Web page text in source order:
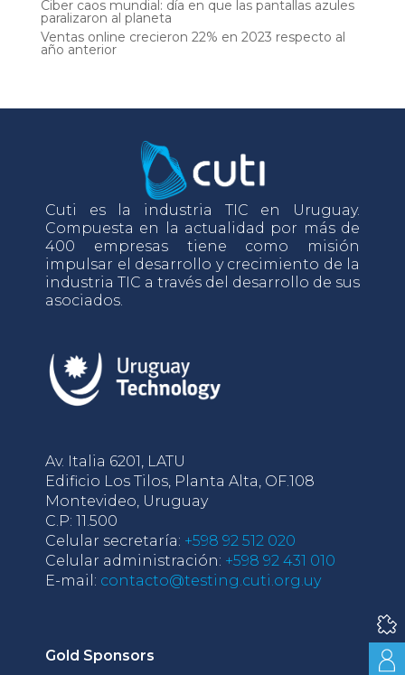
Ciber caos mundial: día en que las pantallas azules
paralizaron al planeta
Ventas online crecieron 22% en 2023 respecto al
año anterior
Cuti es la industria TIC en Uruguay.
Compuesta en la actualidad por más de
400 empresas tiene como misión
impulsar el desarrollo y crecimiento de la
industria TIC a través del desarrollo de sus
asociados.
Av. Italia 6201, LATU
Edificio Los Tilos, Planta Alta, OF.108
Montevideo, Uruguay
C.P: 11.500
Celular secretaría: +598 92 512 020
Celular administración: +598 92 431 010
E-mail: contacto@testing.cuti.org.uy
Gold Sponsors